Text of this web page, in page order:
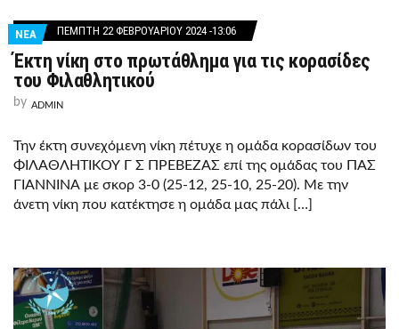
ΝΕΑ ΠΈΜΠΤΗ 22 ΦΕΒΡΟΥΑΡΊΟΥ 2024 -13:06
Έκτη νίκη στο πρωτάθλημα για τις κορασίδες
του Φιλαθλητικού
by ADMIN
Την έκτη συνεχόμενη νίκη πέτυχε η ομάδα κορασίδων του
ΦΙΛΑΘΛΗΤΙΚΟΥ Γ Σ ΠΡΕΒΕΖΑΣ επί της ομάδας του ΠΑΣ
ΓΙΑΝΝΙΝΑ με σκορ 3-0 (25-12, 25-10, 25-20). Με την
άνετη νίκη που κατέκτησε η ομάδα μας πάλι […]